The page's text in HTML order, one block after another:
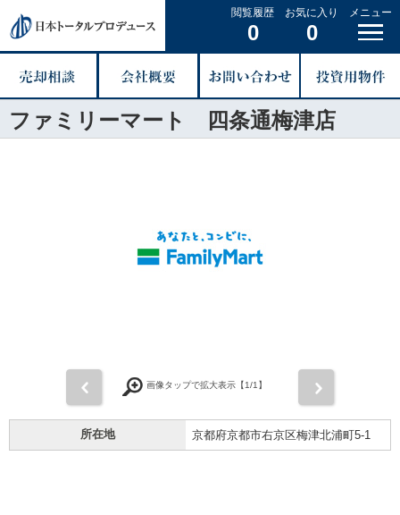
閲覧履歴
0
お気に入り
0
メニュー
ファミリーマート 四条通梅津店
画像タップで拡大表示【1/1】
所在地 京都府京都市右京区梅津北浦町5-1